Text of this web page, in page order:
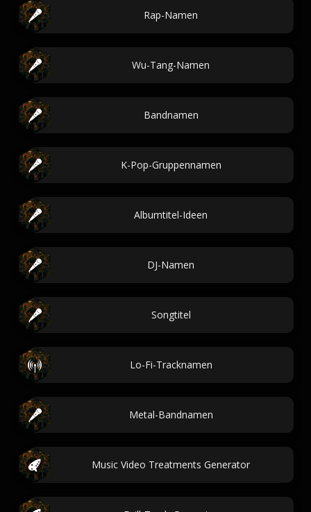
Rap-Namen
Wu-Tang-Namen
Bandnamen
K-Pop-Gruppennamen
Albumtitel-Ideen
DJ-Namen
Songtitel
Lo-Fi-Tracknamen
Metal-Bandnamen
Music Video Treatments Generator